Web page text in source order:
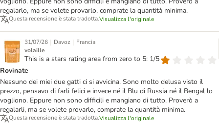
regalarlo, ma se volete provarlo, comprate la quantità minima.
Questa recensione è stata tradotta.Visualizza l'originale
31/07/26 | Davoz | Francia
volaille
This is a stars rating area from zero to 5: 1/5
Rovinate
Nessuno dei miei due gatti ci si avvicina. Sono molto delusa visto il
prezzo, pensavo di farli felici e invece né il Blu di Russia né il Bengal lo
vogliono. Eppure non sono difficili e mangiano di tutto. Proverò a
regalarli, ma se volete provarlo, comprate la quantità minima.
Questa recensione è stata tradotta.Visualizza l'originale